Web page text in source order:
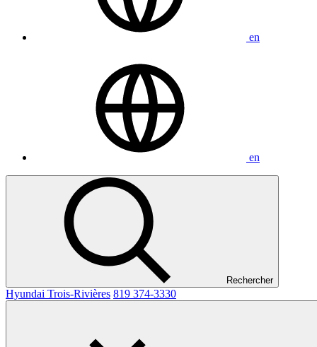
en
en
Rechercher
Hyundai Trois-Rivières 819 374-3330